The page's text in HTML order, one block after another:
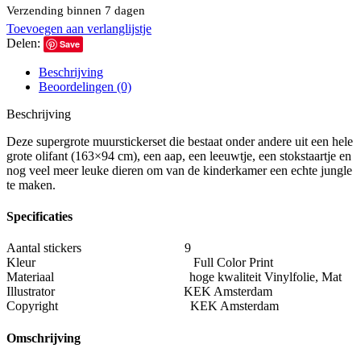
Olifant
XL
aantal
Verzending binnen 7 dagen
Toevoegen aan verlanglijstje
Delen:
Save
Beschrijving
Beoordelingen (0)
Beschrijving
Deze supergrote muurstickerset die bestaat onder andere uit een hele
grote olifant (163×94 cm), een aap, een leeuwtje, een stokstaartje en
nog veel meer leuke dieren om van de kinderkamer een echte jungle
te maken.
Specificaties
Aantal stickers 9
Kleur Full Color Print
Materiaal hoge kwaliteit Vinylfolie, Mat
Illustrator KEK Amsterdam
Copyright KEK Amsterdam
Omschrijving